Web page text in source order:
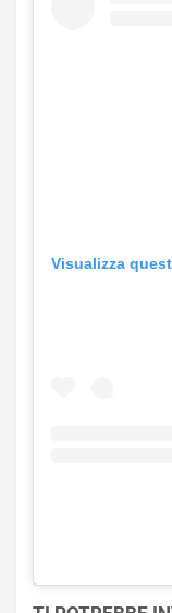
Visualizza